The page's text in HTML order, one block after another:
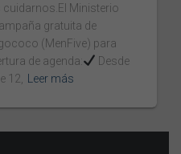
cuidarnos.El Ministerio
gratuita de
(MenFive) para
de agenda:
Desde
12,
Leer más